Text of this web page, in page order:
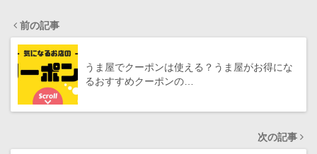
前の記事
うま屋でクーポンは使える？うま屋がお得にな
るおすすめクーポンの…
次の記事